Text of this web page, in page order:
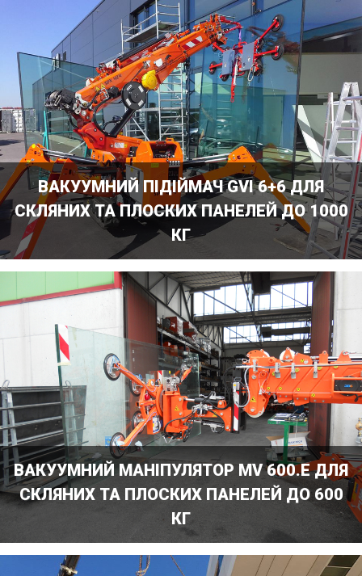
ВАКУУМНИЙ ПІДІЙМАЧ GVI 6+6 ДЛЯ
СКЛЯНИХ ТА ПЛОСКИХ ПАНЕЛЕЙ ДО 1000
КГ
ВАКУУМНИЙ МАНІПУЛЯТОР MV 600.E ДЛЯ
СКЛЯНИХ ТА ПЛОСКИХ ПАНЕЛЕЙ ДО 600
КГ